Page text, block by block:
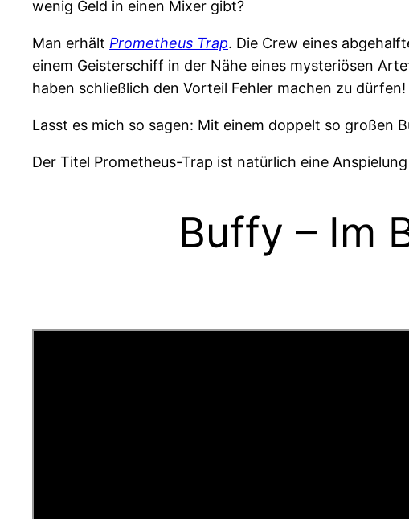
wenig Geld in einen Mixer gibt?
Man erhält Prometheus Trap. Die Crew eines
einem Geisterschiff in der Nähe eines mysteriösen
haben schließlich den Vorteil Fehler machen zu
Lasst es mich so sagen: Mit einem doppelt so großen
Der Titel Prometheus-Trap ist natürlich eine
Buffy – Im